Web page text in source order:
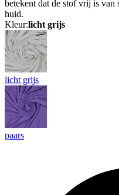
betekent dat de stof vrij is
huid.
Kleur:licht grijs
licht grijs
paars